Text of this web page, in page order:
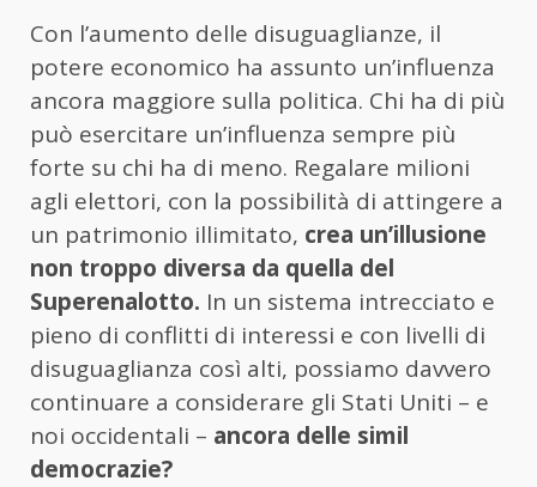
Con l’aumento delle disuguaglianze, il
potere economico ha assunto un’influenza
ancora maggiore sulla politica. Chi ha di più
può esercitare un’influenza sempre più
forte su chi ha di meno. Regalare milioni
agli elettori, con la possibilità di attingere a
un patrimonio illimitato, crea un’illusione
non troppo diversa da quella del
Superenalotto. In un sistema intrecciato e
pieno di conflitti di interessi e con livelli di
disuguaglianza così alti, possiamo davvero
continuare a considerare gli Stati Uniti – e
noi occidentali – ancora delle simil
democrazie?